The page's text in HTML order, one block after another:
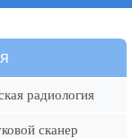
радиология
сканер